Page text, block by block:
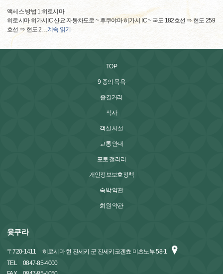
액세스 방법 1:히로시마
히로시마 히가시IC 산요 자동차도로 ~ 후쿠야마 히가시 IC ~ 국도 182호선 ⇒ 현도 259
호선 ⇒ 현도 2…계속 읽기
TOP
9 종의 목욕
즐길거리
식사
객실 시설
교통 안내
포토 갤러리
개인정보보호정책
숙박 약관
회원 약관
윳쿠라
〒720-1411
히로시마 현 진세키 군 진세키코겐쵸 미츠노부 58-1
TEL
0847-85-4000